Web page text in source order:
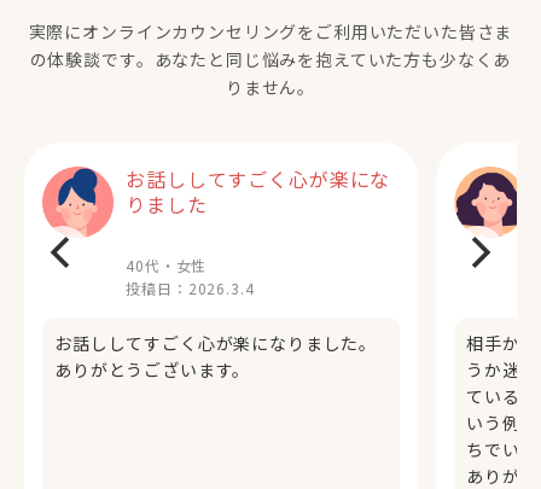
実際にオンラインカウンセリングをご利用いただいた皆さま
の体験談です。あなたと同じ悩みを抱えていた方も少なくあ
りません。
お話ししてすごく心が楽にな
りました
40代・女性
投稿日： 2026.3.4
お話ししてすごく心が楽になりました。
ありがとうございます。
相手か
うか迷
ている
いう例
ちでい
ありが